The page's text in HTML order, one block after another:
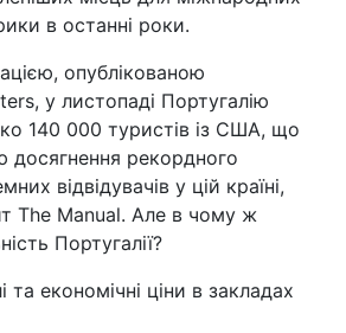
в останні роки.
опублікованою
у листопаді Португалію
140 000 туристів із США, що
досягнення рекордного
відвідувачів у цій країні,
The Manual. Але в чому ж
Португалії?
та економічні ціни в закладах